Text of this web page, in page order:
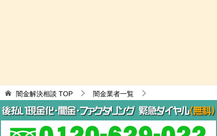
闇金解決相談 TOP
闇金業者一覧
携帯電話契約
株式会社ネクシスは闇金┃03-3236-2657
© 2017 闇金解決相談